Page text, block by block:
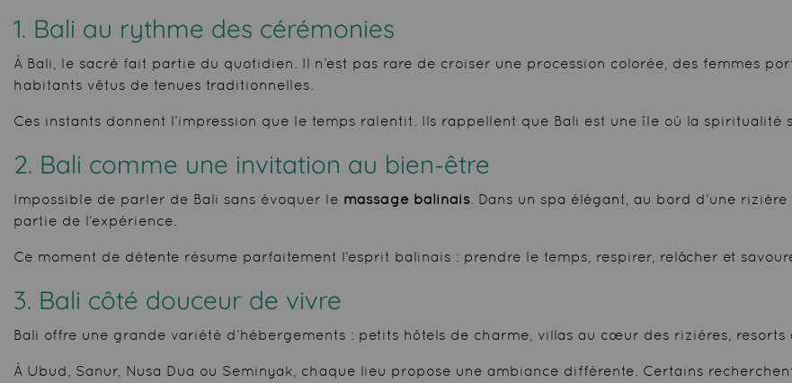
1. Bali au rythme des cérémonies
À Bali, le sacré fait partie du quotidien. Il n’est pas rare de croiser une procession colorée, des femmes
habitants vêtus de tenues traditionnelles.
Ces instants donnent l’impression que le temps ralentit. Ils rappellent que Bali est une île où la spiritualité
2. Bali comme une invitation au bien-être
Impossible de parler de Bali sans évoquer le massage balinais. Dans un spa élégant, au bord d’une
partie de l’expérience.
Ce moment de détente résume parfaitement l’esprit balinais : prendre le temps, respirer, relâcher et
3. Bali côté douceur de vivre
Bali offre une grande variété d’hébergements : petits hôtels de charme, villas au cœur des rizières,
À Ubud, Sanur, Nusa Dua ou Seminyak, chaque lieu propose une ambiance différente. Certains